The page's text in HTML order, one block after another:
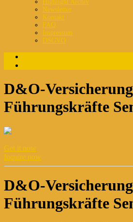
Highlight Archiv
Newsletter
Kontakt
FAQ
Impressum
DSGVO
D&O-
Führungskräfte
Get it now
Inquire now
D&O-
Führungskräfte